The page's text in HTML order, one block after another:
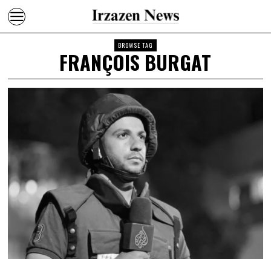
BROWSE TAG
FRANÇOIS BURGAT